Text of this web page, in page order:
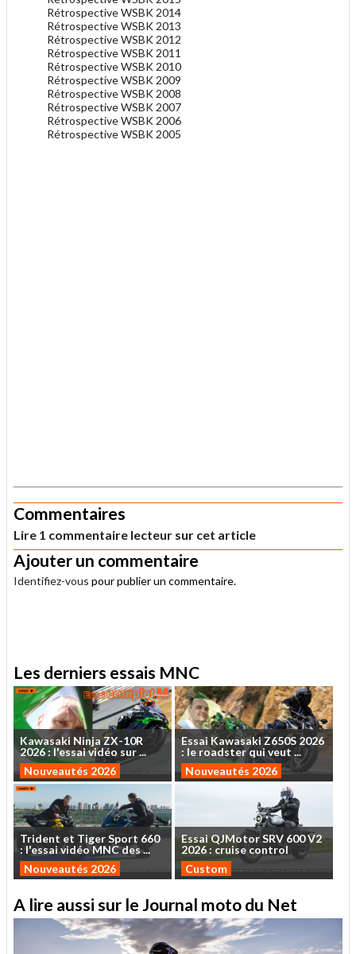
Rétrospective WSBK 2014
Rétrospective WSBK 2013
Rétrospective WSBK 2012
Rétrospective WSBK 2011
Rétrospective WSBK 2010
Rétrospective WSBK 2009
Rétrospective WSBK 2008
Rétrospective WSBK 2007
Rétrospective WSBK 2006
Rétrospective WSBK 2005
Commentaires
Lire 1 commentaire lecteur sur cet article
Ajouter un commentaire
Identifiez-vous pour publier un commentaire.
Les derniers essais MNC
Kawasaki NinjaZX-10R
2026: l'essaividéo sur...
Nouveautés 2026
Essai KawasakiZ650S 2026
: le roadsterquiveut ...
Nouveautés 2026
Trident et TigerSport 660
: l'essaividéoMNCdes...
Nouveautés 2026
EssaiQJMotorSRV 600V2
2026 : cruise control
Custom
A lire aussi sur le Journal moto du Net